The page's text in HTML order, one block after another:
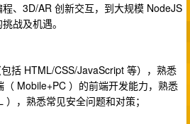
、3D/AR 创新交互，到大规模 NodeJS
战及机遇。
括 HTML/CSS/JavaScript 等），熟悉
（ Mobile+PC ）的前端开发能力，熟悉
，熟悉常见安全问题和对策；